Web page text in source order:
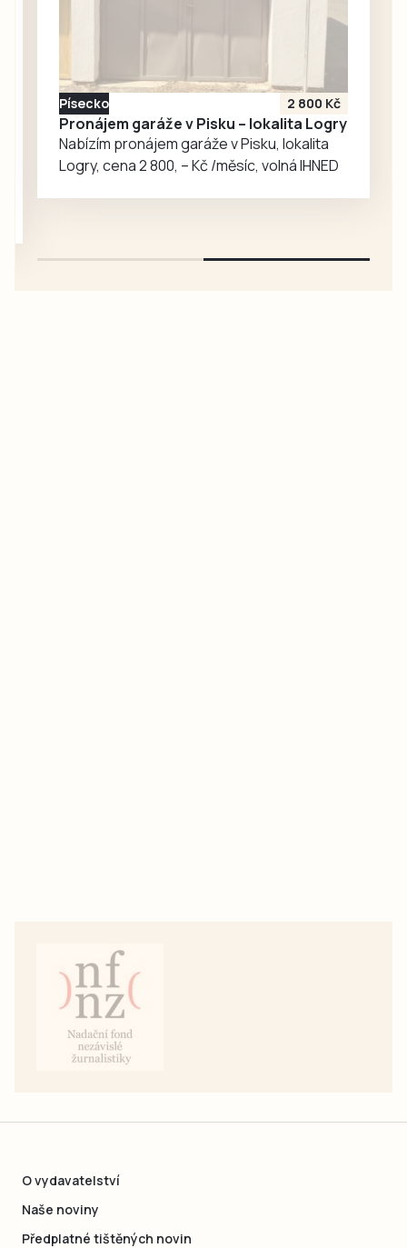
Nicholas Merrick,
a opakovaně už do
Vyššího Brodu
zavítal, ale i
geofyzik a
badatel…
Písecko 2 800 Kč
Pronájem garáže v Pisku – lokalita Logry
Nabízím pronájem garáže v Pisku, lokalita
Logry, cena 2 800, – Kč /měsíc, volná IHNED
O vydavatelství
Naše noviny
Předplatné tištěných novin